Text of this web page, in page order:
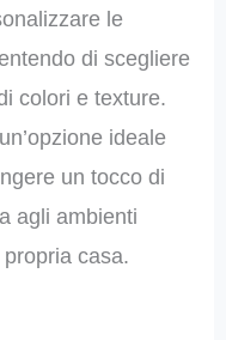
le
di scegliere
colori e texture.
ideale
un tocco di
agli ambienti
casa.